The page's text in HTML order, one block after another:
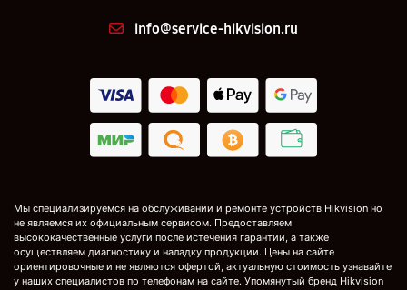
info@service-hikvision.ru
Мы специализируемся на обслуживании и ремонте устройств Hikvision но
не являемся их официальным сервисом. Предоставляем
высококачественные услуги после истечения гарантии, а также
осуществляем диагностику и наладку продукции. Цены на сайте
ориентировочные и не являются офертой, актуальную стоимость узнавайте
у наших специалистов по телефонам на сайте. Упомянутый бренд Hikvision